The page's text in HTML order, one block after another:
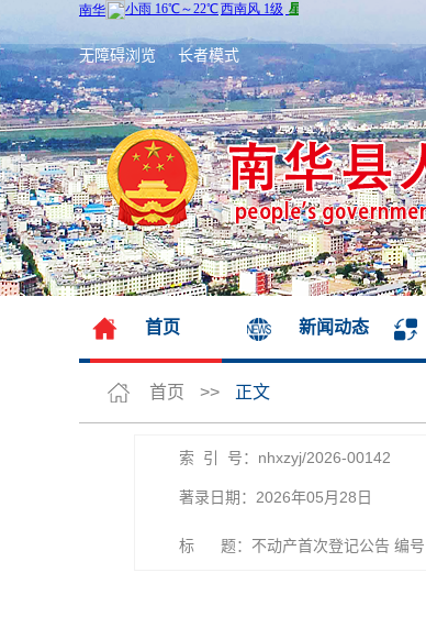
无障碍浏览 长者模式
首页 新闻动态
首页 >> 正文
索 引 号：nhxzyj/2026-00142
著录日期：2026年05月28日
标 题：不动产首次登记公告 编号